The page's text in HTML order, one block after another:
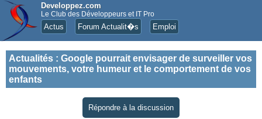
Developpez.com
Le Club des Développeurs et IT Pro
Actus Forum Actualit�s Emploi
Actualités : Google pourrait envisager de surveiller vos
mouvements, votre humeur et le comportement de vos
enfants
Répondre à la discussion